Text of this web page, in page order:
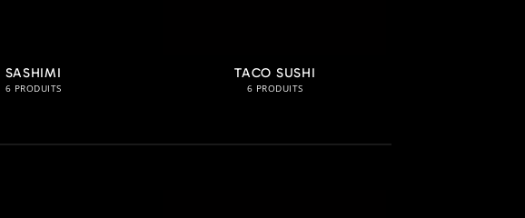
SASHIMI
6 PRODUITS
TACO SUSHI
6 PRODUITS